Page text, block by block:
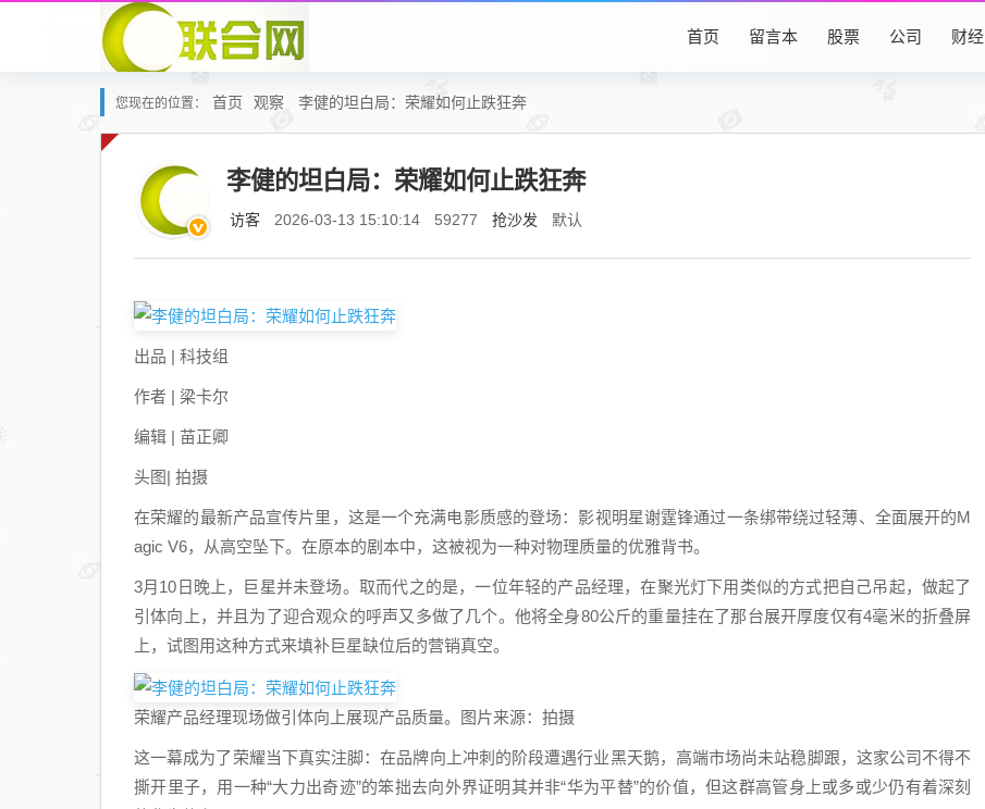
首页 留言本 股票 公司 财经
您现在的位置： 首页 观察 李健的坦白局：荣耀如何止跌狂奔
李健的坦白局：荣耀如何止跌狂奔
访客 2026-03-13 15:10:14 59277 抢沙发 默认
出品 | 科技组
作者 | 梁卡尔
编辑 | 苗正卿
头图| 拍摄
在荣耀的最新产品宣传片里，这是一个充满电影质感的登场：影视明星谢霆锋通过一条绑带绕过轻薄、全面展开的M
agic V6，从高空坠下。在原本的剧本中，这被视为一种对物理质量的优雅背书。
3月10日晚上，巨星并未登场。取而代之的是，一位年轻的产品经理，在聚光灯下用类似的方式把自己吊起，做起了
引体向上，并且为了迎合观众的呼声又多做了几个。他将全身80公斤的重量挂在了那台展开厚度仅有4毫米的折叠屏
上，试图用这种方式来填补巨星缺位后的营销真空。
荣耀产品经理现场做引体向上展现产品质量。图片来源：拍摄
这一幕成为了荣耀当下真实注脚：在品牌向上冲刺的阶段遭遇行业黑天鹅，高端市场尚未站稳脚跟，这家公司不得不
撕开里子，用一种“大力出奇迹”的笨拙去向外界证明其并非“华为平替”的价值，但这群高管身上或多或少仍有着深刻